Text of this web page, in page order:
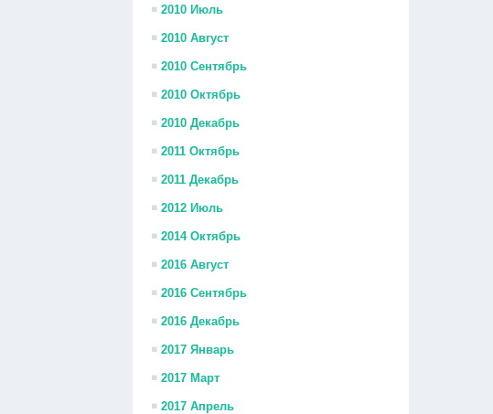
2010 Июль
2010 Август
2010 Сентябрь
2010 Октябрь
2010 Декабрь
2011 Октябрь
2011 Декабрь
2012 Июль
2014 Октябрь
2016 Август
2016 Сентябрь
2016 Декабрь
2017 Январь
2017 Март
2017 Апрель